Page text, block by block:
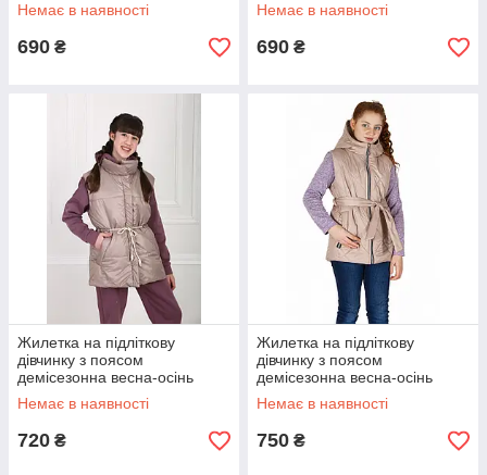
Немає в наявності
690 ₴
Немає в наявності
690 ₴
Жилетка на підліткову
дівчинку з поясом
демісезонна весна-осінь
бежева 146-164р
Немає в наявності
720 ₴
Жилетка на підліткову
дівчинку з поясом
демісезонна весна-осінь
бежева 140-164р
Немає в наявності
750 ₴